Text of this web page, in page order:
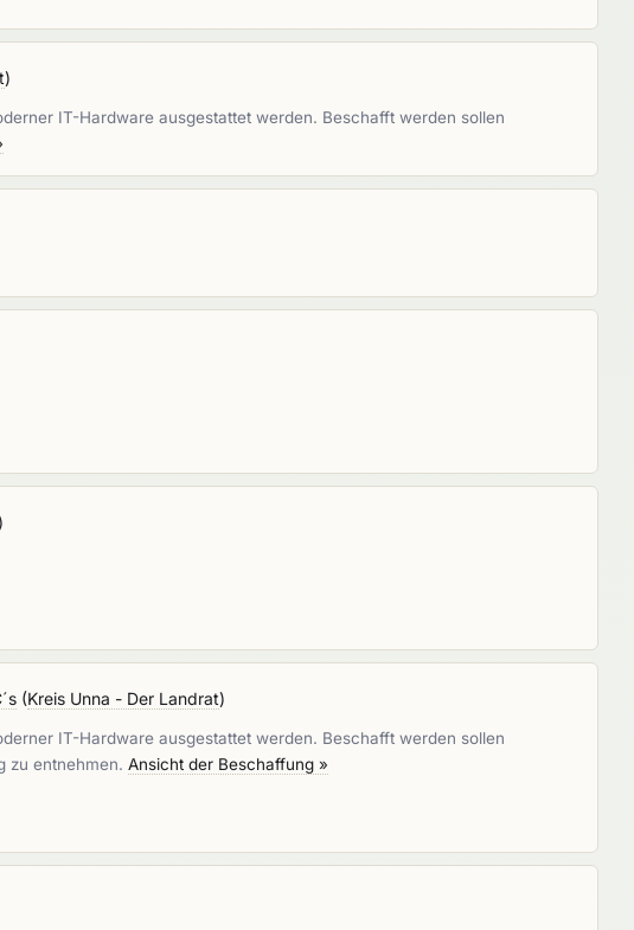
)
IT-Hardware ausgestattet werden. Beschafft werden sollen
(Kreis Unna - Der Landrat)
IT-Hardware ausgestattet werden. Beschafft werden sollen
zu entnehmen. Ansicht der Beschaffung »